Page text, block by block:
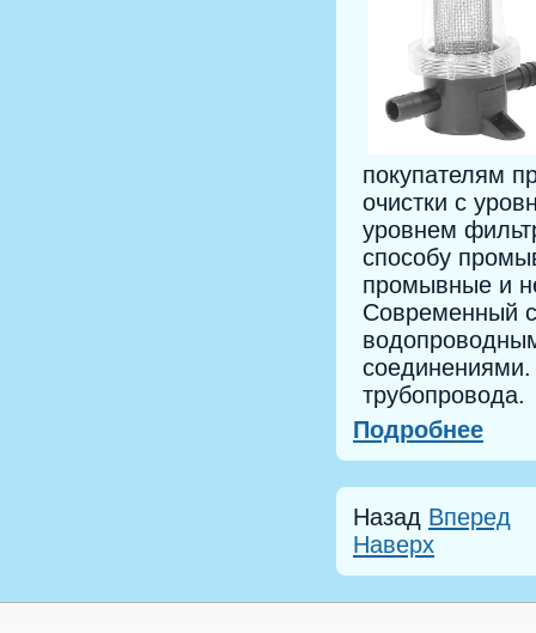
покупателям
очистки с
уровнем
способу
промывные и
Современный
трубопровода.
Подробнее
Назад Вперед
Наверх